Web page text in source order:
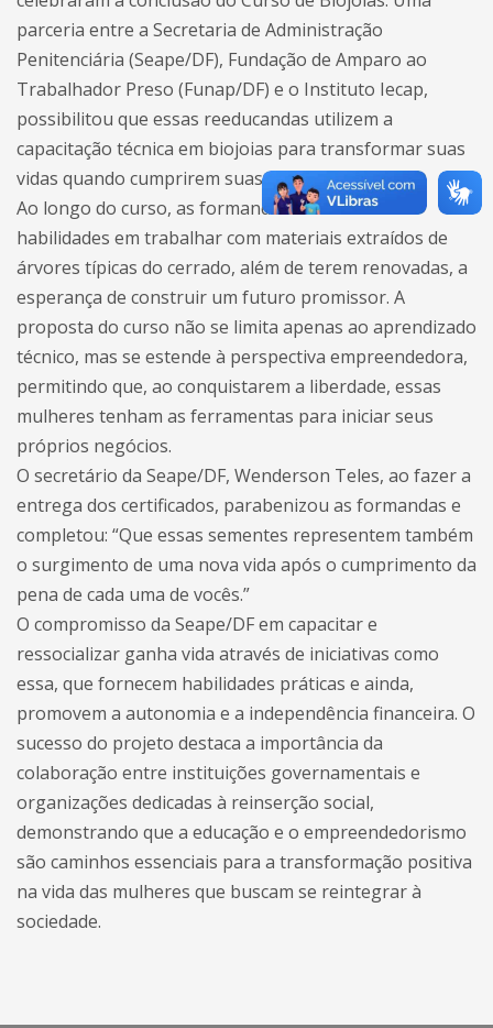
parceria entre a Secretaria de Administração
Penitenciária (Seape/DF), Fundação de Amparo ao
Trabalhador Preso (Funap/DF) e o Instituto Iecap,
possibilitou que essas reeducandas utilizem a
capacitação técnica em biojoias para transformar suas
vidas quando cumprirem suas penas.
Ao longo do curso, as formandas demonstraram
habilidades em trabalhar com materiais extraídos de
árvores típicas do cerrado, além de terem renovadas, a
esperança de construir um futuro promissor. A
proposta do curso não se limita apenas ao aprendizado
técnico, mas se estende à perspectiva empreendedora,
permitindo que, ao conquistarem a liberdade, essas
mulheres tenham as ferramentas para iniciar seus
próprios negócios.
O secretário da Seape/DF, Wenderson Teles, ao fazer a
entrega dos certificados, parabenizou as formandas e
completou: “Que essas sementes representem também
o surgimento de uma nova vida após o cumprimento da
pena de cada uma de vocês.”
O compromisso da Seape/DF em capacitar e
ressocializar ganha vida através de iniciativas como
essa, que fornecem habilidades práticas e ainda,
promovem a autonomia e a independência financeira. O
sucesso do projeto destaca a importância da
colaboração entre instituições governamentais e
organizações dedicadas à reinserção social,
demonstrando que a educação e o empreendedorismo
são caminhos essenciais para a transformação positiva
na vida das mulheres que buscam se reintegrar à
sociedade.